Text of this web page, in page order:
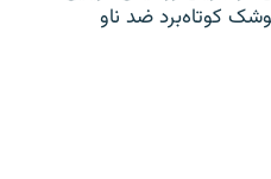
کوتاه‌برد ضد ناو